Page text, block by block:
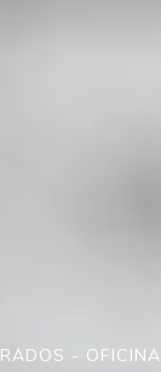
- OFICINA